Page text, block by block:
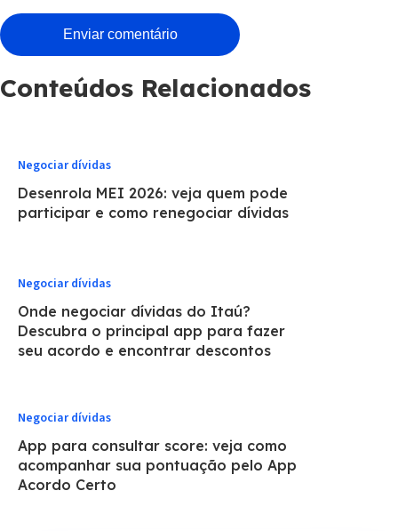
Conteúdos Relacionados
Negociar dívidas
Desenrola MEI 2026: veja quem pode
participar e como renegociar dívidas
Negociar dívidas
Onde negociar dívidas do Itaú?
Descubra o principal app para fazer
seu acordo e encontrar descontos
Negociar dívidas
App para consultar score: veja como
acompanhar sua pontuação pelo App
Acordo Certo